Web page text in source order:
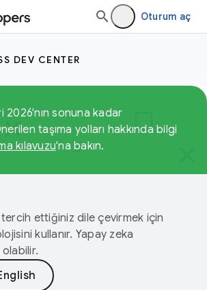
Oturum aç
DEV CENTER
2026'nın sonuna kadar
taşıma yolları hakkında bilgi
kılavuzu'na bakın.
ettiğiniz dile çevirmek için
kullanır. Yapay zeka